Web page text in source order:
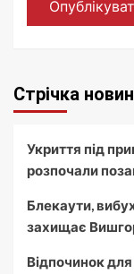
Стрічка новин
Укриття під
розпочали
Блекаути,
захищає
Відпочинок для